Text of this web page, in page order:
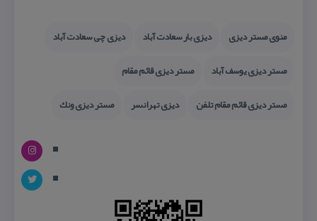
منوی مستر دیزی دیزی بار سعادت آباد
دیزی چی سعادت آباد
مستر دیزی یوسف آباد
مستر دیزی قائم مقام
مستر دیزی قائم مقام تلفن
دیزی تهرانسر مستر دیزی ونك